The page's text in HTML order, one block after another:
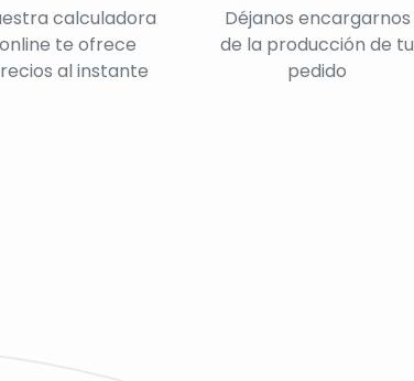
calculadora
online te ofrece
al instante
Déjanos encargarnos
de la producción de tu
pedido